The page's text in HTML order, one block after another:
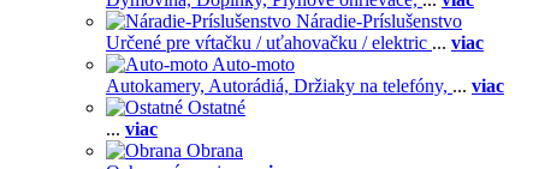
Náradie-Príslušenstvo
Určené pre vŕtačku / uťahovačku / elektric ... viac
Auto-moto
Autokamery, Autorádiá, Držiaky na telefóny, ... viac
Ostatné
... viac
Obrana